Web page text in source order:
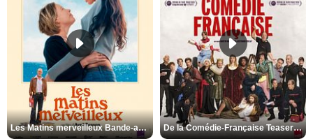
Les Matins merveilleux Bande-annonce VF De la Comédie-Française Teaser VF